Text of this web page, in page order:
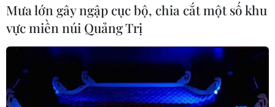
Mưa lớn gây ngập cục bộ, chia cắt một số khu
vực miền núi Quảng Trị